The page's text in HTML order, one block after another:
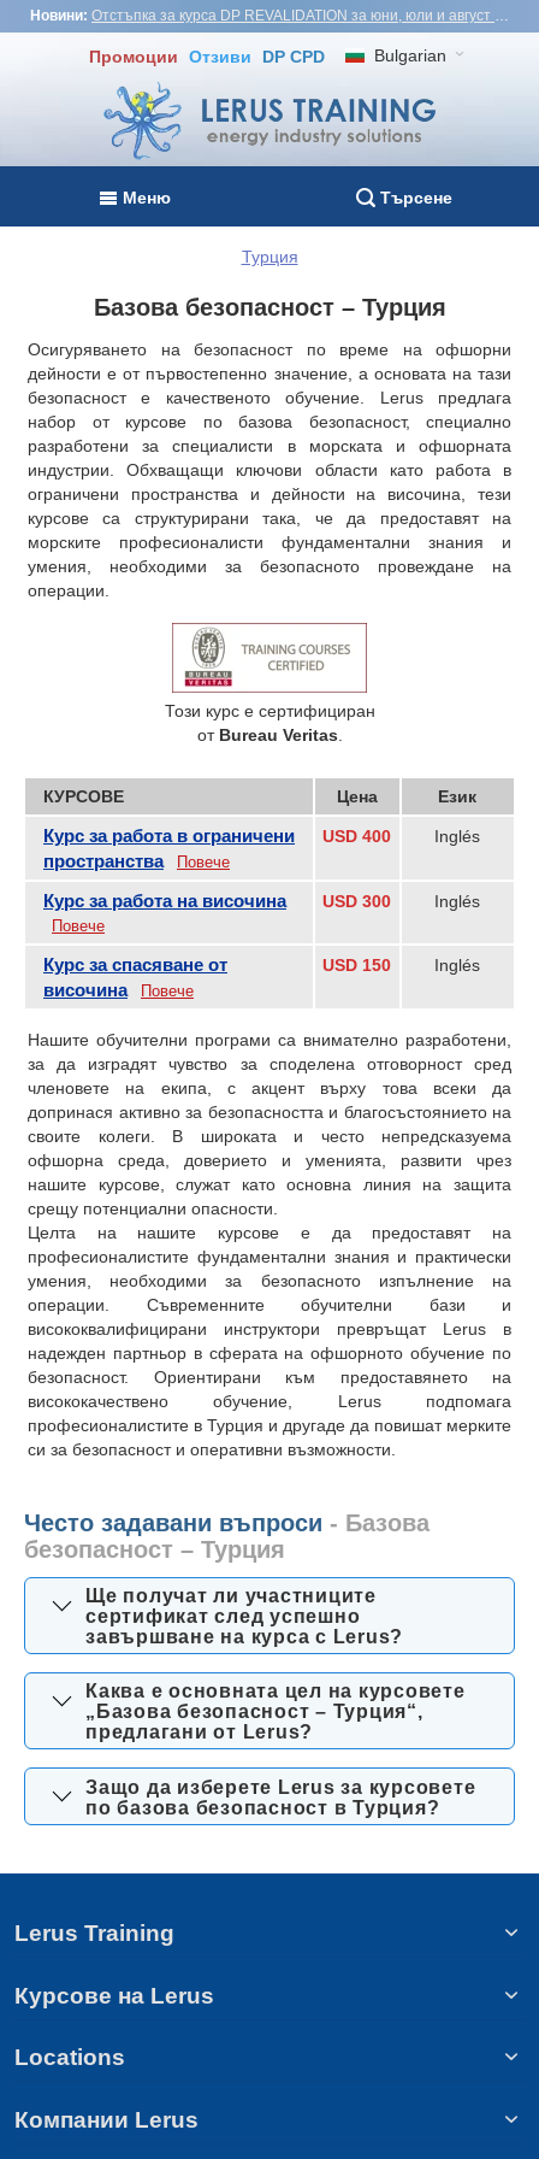
Новини: Отстъпка за курса DP REVALIDATION за юни, юли и август - USD1,000! Виетнам, Турция, Малайзия
Промоции Отзиви DP CPD Bulgarian
Меню Търсене
Турция
Базова безопасност – Турция
Осигуряването на безопасност по време на офшорни
дейности е от първостепенно значение, а основата на тази
безопасност е качественото обучение. Lerus предлага
набор от курсове по базова безопасност, специално
разработени за специалисти в морската и офшорната
индустрии. Обхващащи ключови области като работа в
ограничени пространства и дейности на височина, тези
курсове са структурирани така, че да предоставят на
морските професионалисти фундаментални знания и
умения, необходими за безопасното провеждане на
операции.
Този курс е сертифициран
от Bureau Veritas
КУРСОВЕ Цена Език
Курс за работа в ограничени
пространства
Повече
USD 400 Inglés
Курс за работа на височина
Повече
USD 300 Inglés
Курс за спасяване от
височина
Повече
USD 150 Inglés
Нашите обучителни програми са внимателно разработени,
за да изградят чувство за споделена отговорност сред
членовете на екипа, с акцент върху това всеки да
допринася активно за безопасността и благосъстоянието на
своите колеги. В широката и често непредсказуема
офшорна среда, доверието и уменията, развити чрез
нашите курсове, служат като основна линия на защита
срещу потенциални опасности.
Целта на нашите курсове е да предоставят на
професионалистите фундаментални знания и практически
умения, необходими за безопасното изпълнение на
операции. Съвременните обучителни бази и
висококвалифицирани инструктори превръщат Lerus в
надежден партньор в сферата на офшорното обучение по
безопасност. Ориентирани към предоставянето на
висококачествено обучение, Lerus подпомага
професионалистите в Турция и другаде да повишат мерките
си за безопасност и оперативни възможности.
Често задавани въпроси - Базова
безопасност – Турция
Ще получат ли участниците
сертификат след успешно
завършване на курса с Lerus?
Каква е основната цел на курсовете
„Базова безопасност – Турция“,
предлагани от Lerus?
Защо да изберете Lerus за курсовете
по базова безопасност в Турция?
Lerus Training
Курсове на Lerus
Locations
Компании Lerus